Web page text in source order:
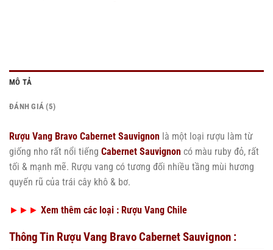
MÔ TẢ
ĐÁNH GIÁ (5)
Rượu Vang Bravo Cabernet Sauvignon là một loại rượu làm từ
giống nho rất nổi tiếng Cabernet Sauvignon có màu ruby đỏ, rất
tối & mạnh mẽ. Rượu vang có tương đối nhiều tầng mùi hương
quyến rũ của trái cây khô & bơ.
►►► Xem thêm các loại : Rượu Vang Chile
Thông Tin Rượu Vang Bravo Cabernet Sauvignon :